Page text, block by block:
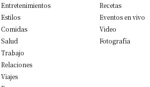
Entretenimientos
Estilos
Comidas
Salud
Trabajo
Relaciones
Viajes
Recetas
Eventos en vivo
Video
Fotografía